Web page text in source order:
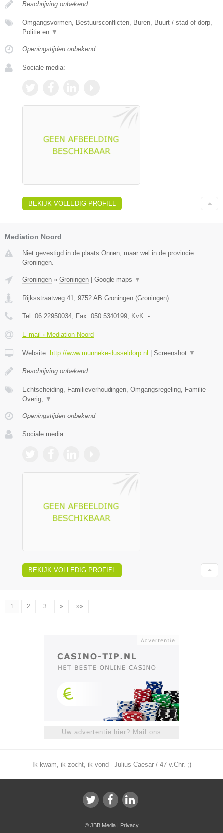
Beschrijving onbekend
Omgangsvormen, Bestuursconflicten, Buren, Buurt / stad of dorp,
Politie en ▼
Openingstijden onbekend
Sociale media:
BEKIJK VOLLEDIG PROFIEL
Mediation Noord
Niet gevestigd in de plaats Onnen, maar wel in de provincie
Groningen.
Groningen » Groningen Google maps ▼
Rijksstraatweg 41 9752 AB Groningen (Groningen)
Tel: 06 22950034 , Fax: 050 5340199 , KvK: -
E-mail › Mediation Noord
Website: http://www.munneke-dusseldorp.nl Screenshot ▼
Beschrijving onbekend
Echtscheiding, Familieverhoudingen, Omgangsregeling, Familie -
Overig,
▼
Openingstijden onbekend
Sociale media:
BEKIJK VOLLEDIG PROFIEL
1 2 3 » »»
Uw advertentie hier? Mail ons
Ik kwam, ik zocht, ik vond - Julius Caesar / 47 v.Chr. ;)
© JBB Media| Privacy